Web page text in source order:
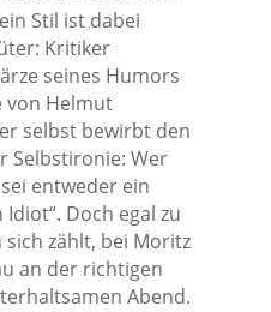
Stil ist dabei
Kritiker
seines Humors
von Helmut
selbst bewirbt den
Selbstironie: Wer
entweder ein
Doch egal zu
zählt, bei Moritz
an der richtigen
Abend.